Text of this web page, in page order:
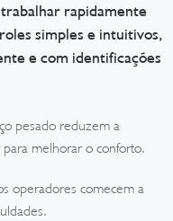
rapidamente
simples e intuitivos,
e com identificações
pesado reduzem a
melhorar o conforto.
operadores comecem a